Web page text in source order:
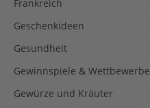
Frankreich
Geschenkideen
Gesundheit
Gewinnspiele & Wettbewerbe
Gewürze und Kräuter